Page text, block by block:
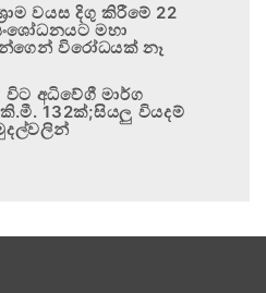
වයස දිගු කිරීමේ 22
මහා
විරෝධයක් නෑ
අධිවේගී මාර්ග
132ක්;සියලු වියදම්